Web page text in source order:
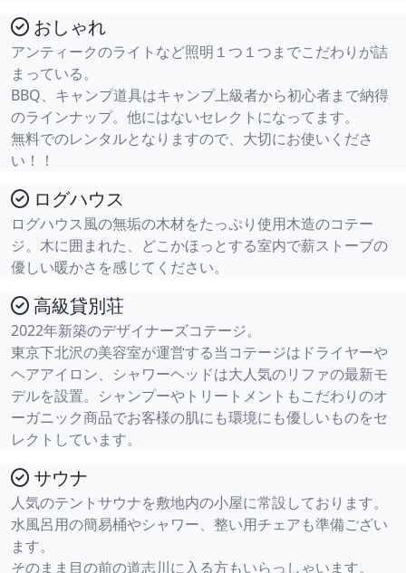
おしゃれ
アンティークのライトなど照明１つ１つまでこだわりが詰
まっている。
BBQ、キャンプ道具はキャンプ上級者から初心者まで納得
のラインナップ。他にはないセレクトになってます。
無料でのレンタルとなりますので、大切にお使いくださ
い！！
ログハウス
ログハウス風の無垢の木材をたっぷり使用木造のコテー
ジ。木に囲まれた、どこかほっとする室内で薪ストーブの
優しい暖かさを感じてください。
高級貸別荘
2022年新築のデザイナーズコテージ。
東京下北沢の美容室が運営する当コテージはドライヤーや
ヘアアイロン、シャワーヘッドは大人気のリファの最新モ
デルを設置。シャンプーやトリートメントもこだわりのオ
ーガニック商品でお客様の肌にも環境にも優しいものをセ
レクトしています。
サウナ
人気のテントサウナを敷地内の小屋に常設しております。
水風呂用の簡易桶やシャワー、整い用チェアも準備ござい
ます。
そのまま目の前の道志川に入る方もいらっしゃいます。